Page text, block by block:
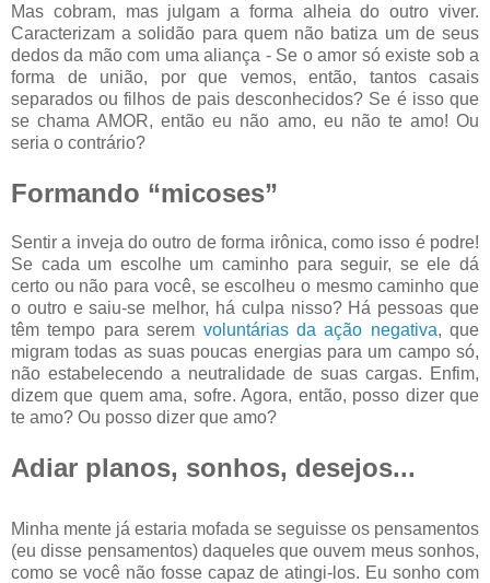
Mas cobram, mas julgam a forma alheia do outro viver.
Caracterizam a solidão para quem não batiza um de seus
dedos da mão com uma aliança - Se o amor só existe sob a
forma de união, por que vemos, então, tantos casais
separados ou filhos de pais desconhecidos? Se é isso que
se chama AMOR, então eu não amo, eu não te amo! Ou
seria o contrário?
Formando “micoses”
Sentir a inveja do outro de forma irônica, como isso é podre!
Se cada um escolhe um caminho para seguir, se ele dá
certo ou não para você, se escolheu o mesmo caminho que
o outro e saiu-se melhor, há culpa nisso? Há pessoas que
têm tempo para serem voluntárias da ação negativa, que
migram todas as suas poucas energias para um campo só,
não estabelecendo a neutralidade de suas cargas. Enfim,
dizem que quem ama, sofre. Agora, então, posso dizer que
te amo? Ou posso dizer que amo?
Adiar planos, sonhos, desejos...
Minha mente já estaria mofada se seguisse os pensamentos
(eu disse pensamentos) daqueles que ouvem meus sonhos,
como se você não fosse capaz de atingi-los. Eu sonho com